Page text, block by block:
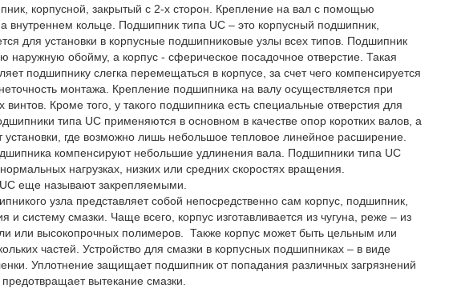
корпусной, закрытый с 2-х сторон. Крепление на вал с помощью
внутреннем кольце. Подшипник типа UC – это корпусный подшипник,
для установки в корпусные подшипниковые узлы всех типов. Подшипник
наружную обойму, а корпус - сферическое посадочное отверстие. Такая
подшипнику слегка перемещаться в корпусе, за счет чего компенсируется
монтажа. Крепление подшипника на валу осуществляется при
Кроме того, у такого подшипника есть специальные отверстия для
типа UC применяются в основном в качестве опор коротких валов, а
установки, где возможно лишь небольшое тепловое линейное расширение.
компенсируют небольшие удлинения вала. Подшипники типа UC
нагрузках, низких или средних скоростях вращения.
еще называют закрепляемыми.
узла представляет собой непосредственно сам корпус, подшипник,
и систему смазки. Чаще всего, корпус изготавливается из чугуна, реже – из
или высокопрочных полимеров. Также корпус может быть цельным или
частей. Устройство для смазки в корпусных подшипниках – в виде
Уплотнение защищает подшипник от попадания различных загрязнений
вытекание смазки.